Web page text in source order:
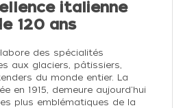
italienne
120 ans
des spécialités
aux glaciers, pâtissiers,
du monde entier. La
en 1915, demeure aujourd'hui
plus emblématiques de la